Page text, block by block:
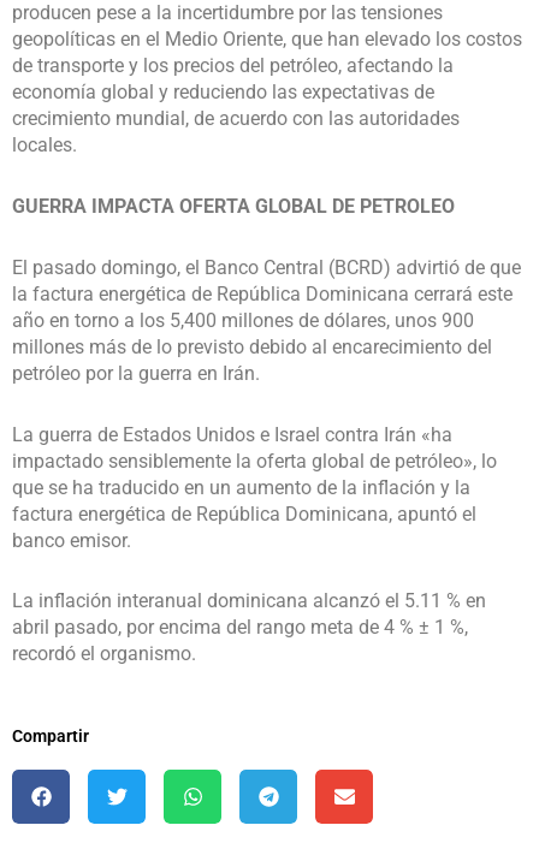
producen pese a la incertidumbre por las tensiones
geopolíticas en el Medio Oriente, que han elevado los costos
de transporte y los precios del petróleo, afectando la
economía global y reduciendo las expectativas de
crecimiento mundial, de acuerdo con las autoridades
locales.
GUERRA IMPACTA OFERTA GLOBAL DE PETROLEO
El pasado domingo, el Banco Central (BCRD) advirtió de que
la factura energética de República Dominicana cerrará este
año en torno a los 5,400 millones de dólares, unos 900
millones más de lo previsto debido al encarecimiento del
petróleo por la guerra en Irán.
La guerra de Estados Unidos e Israel contra Irán «ha
impactado sensiblemente la oferta global de petróleo», lo
que se ha traducido en un aumento de la inflación y la
factura energética de República Dominicana, apuntó el
banco emisor.
La inflación interanual dominicana alcanzó el 5.11 % en
abril pasado, por encima del rango meta de 4 % ± 1 %,
recordó el organismo.
Compartir